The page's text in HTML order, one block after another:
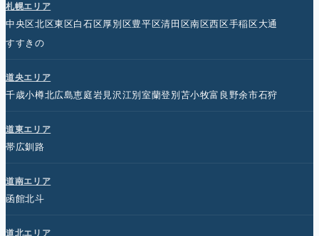
札幌エリア
中央区北区東区白石区厚別区豊平区清田区南区西区手稲区大通
すすきの
道央エリア
千歳小樽北広島恵庭岩見沢江別室蘭登別苫小牧富良野余市石狩
道東エリア
帯広釧路
道南エリア
函館北斗
道北エリア